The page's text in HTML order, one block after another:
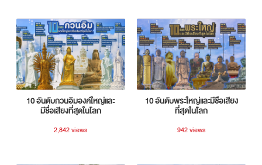
10 อันดับกวนอิมองค์ใหญ่และ
มีชื่อเสียงที่สุดในโลก
2,842 views
10 อันดับพระใหญ่และมีชื่อเสียง
ที่สุดในโลก
942 views